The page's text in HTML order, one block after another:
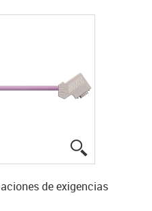
de exigencias